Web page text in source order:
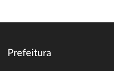
Prefeitura